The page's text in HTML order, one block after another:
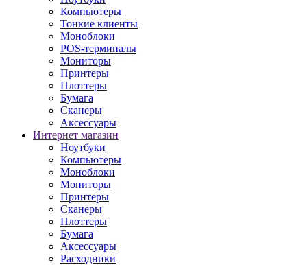
Компьютеры
Тонкие клиенты
Моноблоки
POS-терминалы
Мониторы
Принтеры
Плоттеры
Бумага
Сканеры
Аксессуары
Интернет магазин
Ноутбуки
Компьютеры
Моноблоки
Мониторы
Принтеры
Сканеры
Плоттеры
Бумага
Аксессуары
Расходники